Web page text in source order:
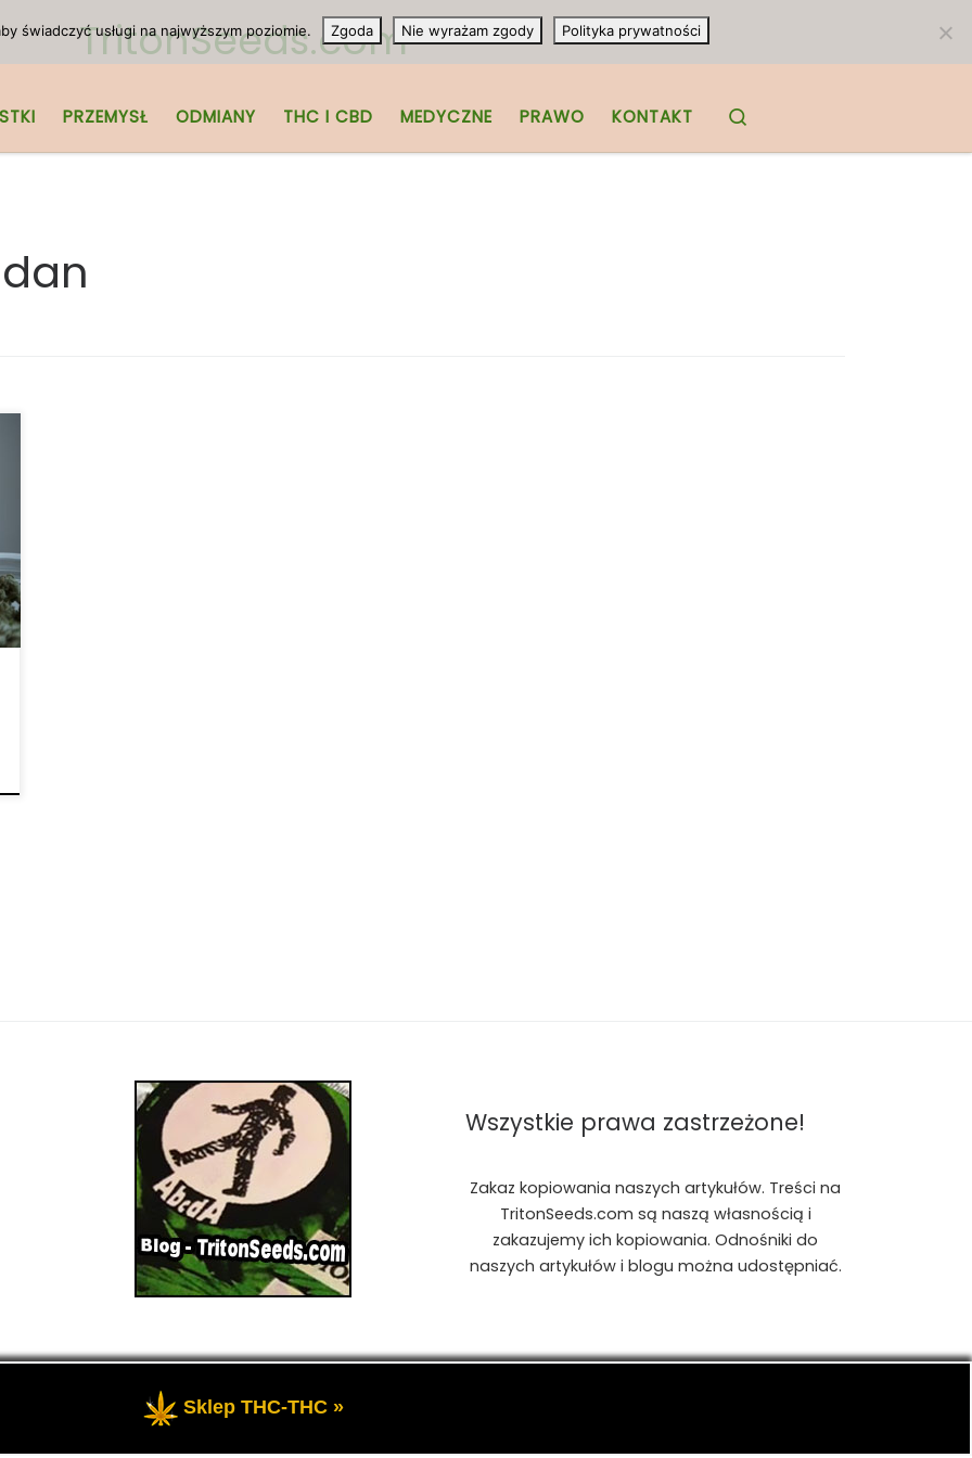
TritonSeeds.com
PRZEMYSŁ ODMIANY THC I CBD MEDYCZNE PRAWO KONTAKT
Wszystkie prawa zastrzeżone!
Zakaz kopiowania naszych artykułów. Treści na
TritonSeeds.com są naszą własnością i
zakazujemy ich kopiowania. Odnośniki do
naszych artykułów i blogu można udostępniać.
- Przedstawia portal-blog o Marihuanie, cannabis, konopiach indyjskich, CBD, RSO, THC.
świadczyć usługi na najwyższym poziomie. Zgoda Nie wyrażam zgody Polityka prywatności
Sklep THC-THC »